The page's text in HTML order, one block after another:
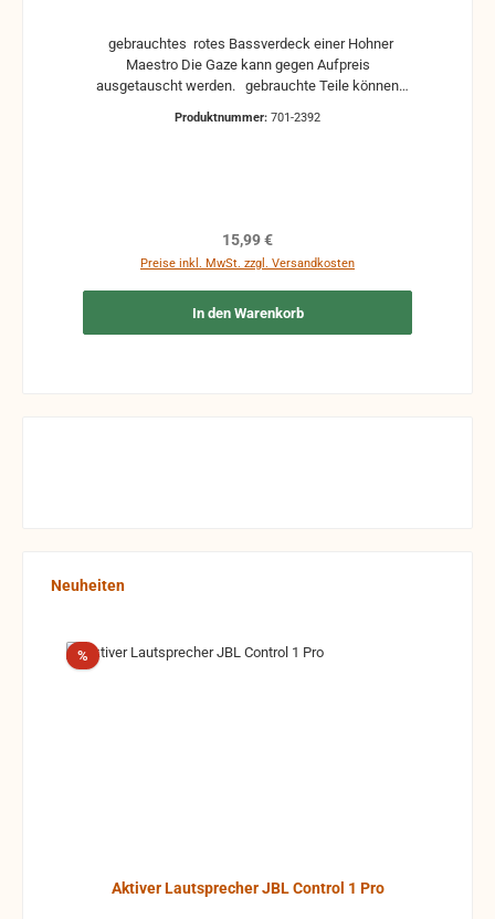
Maestro Die Gaze kann gegen Aufpreis
ausgetauscht werden. gebrauchte Teile können
Produktnummer: 701-2392
Regulärer Preis:
15,99 €
Preise inkl. MwSt. zzgl. Versandkosten
In den Warenkorb
Produktgalerie überspringen
Neuheiten
%Rabatt
Aktiver Lautsprecher JBL Control 1 Pro